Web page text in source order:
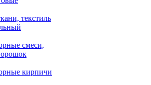
текстиль
смеси,
кирпичи